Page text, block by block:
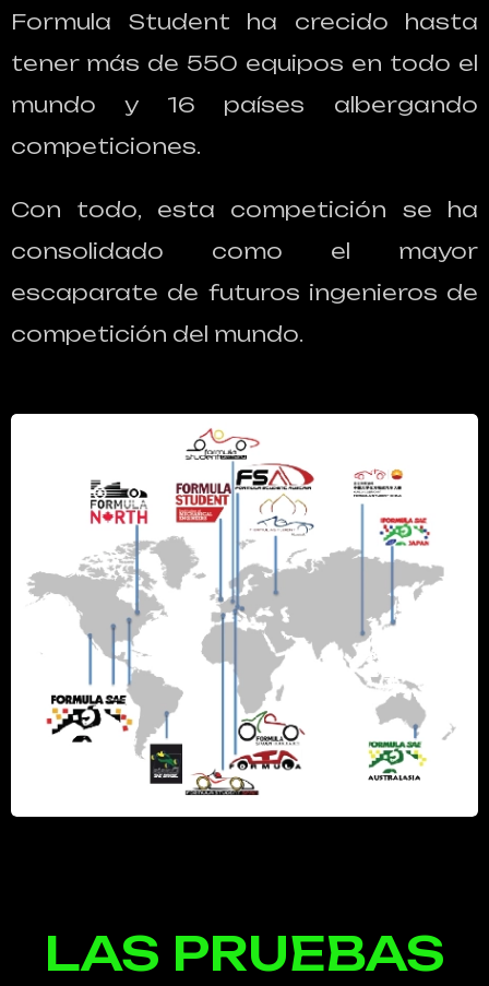
Formula Student ha crecido hasta
tener más de 550 equipos en todo el
mundo y 16 países albergando
competiciones.
Con todo, esta competición se ha
consolidado como el mayor
escaparate de futuros ingenieros de
competición del mundo.
LAS PRUEBAS